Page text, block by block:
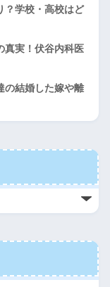
？学校・高校はど
真実！伏谷内科医
の結婚した嫁や離